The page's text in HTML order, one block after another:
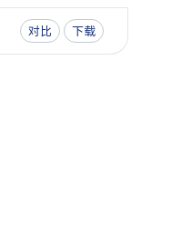
对比 下载